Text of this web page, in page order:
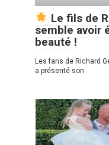
Le fils de
semble avoir
beauté !
Les fans de Richard
a présenté son